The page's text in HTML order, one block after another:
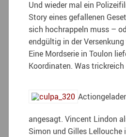
Und wieder mal ein
Story eines gefallenen
sich hochrappeln muss –
endgültig in der
Eine Mordserie in Toulon
Koordinaten. Was
angesagt. Vincent Lindon
Simon und Gilles Lellouche